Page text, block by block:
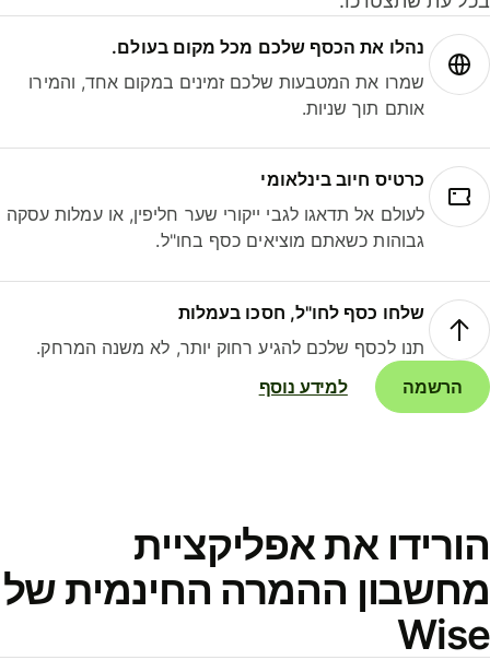
נהלו את הכסף שלכם מכל מקום בעולם.
שמרו את המטבעות שלכם זמינים במקום אחד, והמירו
אותם תוך שניות.
כרטיס חיוב בינלאומי
לעולם אל תדאגו לגבי ייקורי שער חליפין, או עמלות עסקה
גבוהות כשאתם מוציאים כסף בחו"ל.
שלחו כסף לחו"ל, חסכו בעמלות
תנו לכסף שלכם להגיע רחוק יותר, לא משנה המרחק.
הרשמה
למידע נוסף
את אפליקציית
ההמרה החינמית של